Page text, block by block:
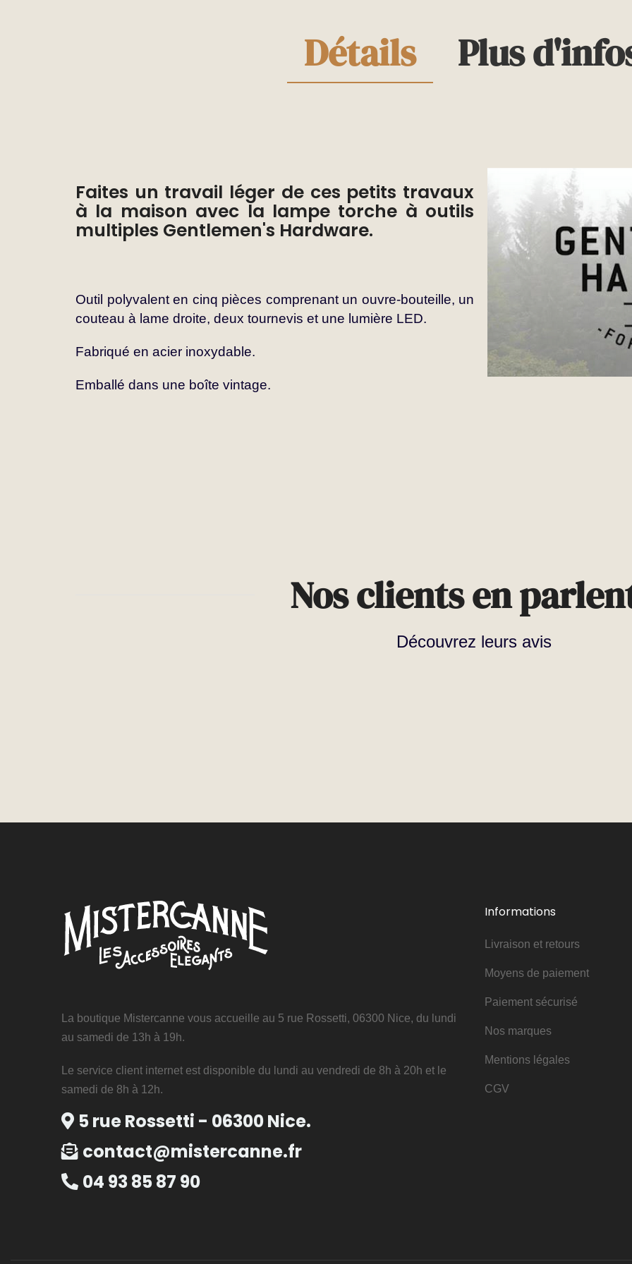
Détails
Faites un travail léger de ces petits travaux
à la maison avec la lampe torche à outils
multiples Gentlemen's Hardware.
Outil polyvalent en cinq pièces comprenant un ouvre-bouteille, un
couteau à lame droite, deux tournevis et une lumière LED.
Fabriqué en acier inoxydable.
Emballé dans une boîte vintage.
Nos clients en
Découvrez leurs avis
Plus
La boutique Mistercanne vous accueille au 5 rue Rossetti, 06300 Nice, du lundi
au samedi de 13h à 19h.
Le service client internet est disponible du lundi au vendredi de 8h à 20h et le
samedi de 8h à 12h.
5 rue Rossetti - 06300 Nice.
contact@mistercanne.fr
04 93 85 87 90
Informations
Livraison et retours
Moyens de paiement
Paiement sécurisé
Nos marques
Mentions légales
CGV